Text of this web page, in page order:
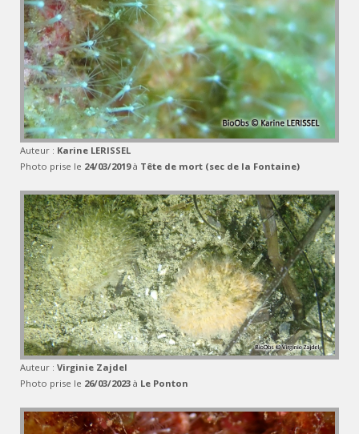
Auteur : Karine LERISSEL
Photo prise le 24/03/2019à Tête de mort (sec de la Fontaine)
Auteur : Virginie Zajdel
Photo prise le 26/03/2023 à Le Ponton